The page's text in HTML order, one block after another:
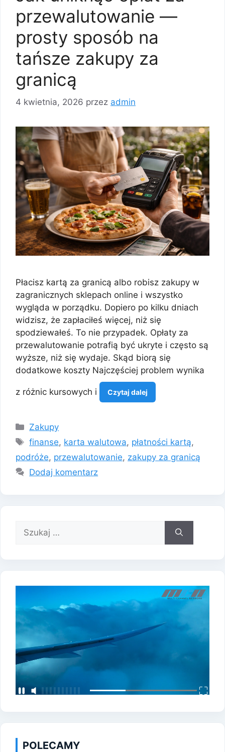
przewalutowanie —
prosty sposób na
tańsze zakupy za
granicą
4 kwietnia, 2026 przez admin
Płacisz kartą za granicą albo robisz zakupy w
zagranicznych sklepach online i wszystko
wygląda w porządku. Dopiero po kilku dniach
widzisz, że zapłaciłeś więcej, niż się
spodziewałeś. To nie przypadek. Opłaty za
przewalutowanie potrafią być ukryte i często są
wyższe, niż się wydaje. Skąd biorą się
dodatkowe koszty Najczęściej problem wynika
z różnic kursowych i Czytaj dalej
Kategorie
Zakupy
Tagi
finanse, karta walutowa, płatności kartą,
podróże, przewalutowanie, zakupy za granicą
Dodaj komentarz
POLECAMY